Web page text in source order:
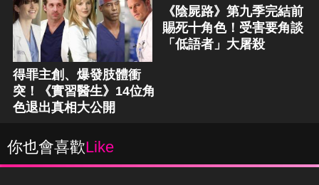
得罪主創、爆發肢體衝
突！《實習醫生》14位角
色退出真相大公開
《陰屍路》第九季完結前
賜死十角色！受害要角談
「低語者」大屠殺
你也會喜歡Like